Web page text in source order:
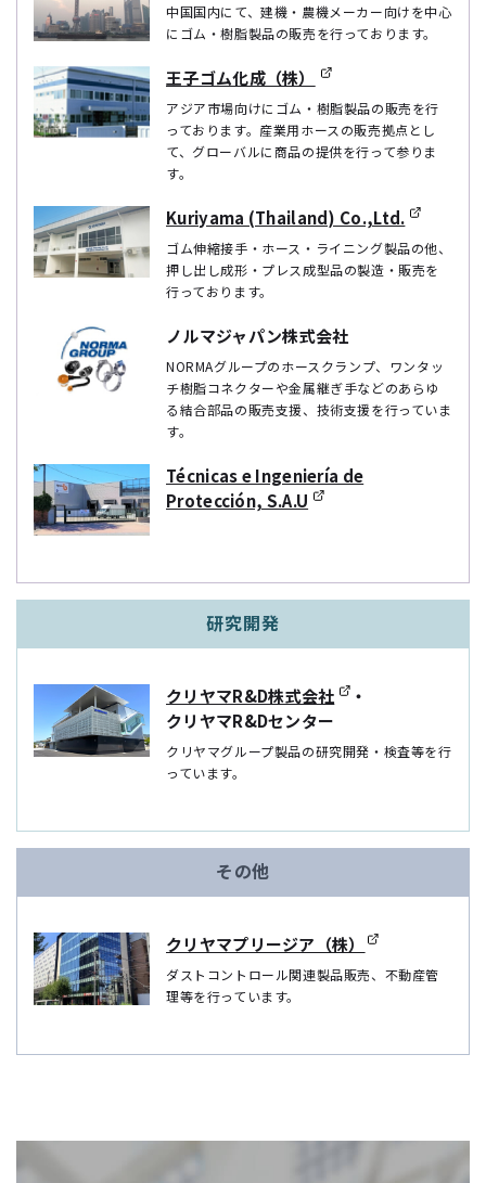
中国国内にて、建機・農機メーカー向けを中心
にゴム・樹脂製品の販売を行っております。
王子ゴム化成（株）
アジア市場向けにゴム・樹脂製品の販売を行
っております。産業用ホースの販売拠点とし
て、グローバルに商品の提供を行って参りま
す。
Kuriyama (Thailand) Co.,Ltd.
ゴム伸縮接手・ホース・ライニング製品の他、
押し出し成形・プレス成型品の製造・販売を
行っております。
ノルマジャパン株式会社
NORMAグループのホースクランプ、ワンタッ
チ樹脂コネクターや金属継ぎ手などのあらゆ
る結合部品の販売支援、技術支援を行っていま
す。
Técnicas e Ingeniería de
Protección, S.A.U
研究開発
クリヤマR&D株式会社
・
クリヤマR&Dセンター
クリヤマグループ製品の研究開発・検査等を⾏
っています。
その他
クリヤマプリージア（株）
ダストコントロール関連製品販売、不動産管
理等を行っています。